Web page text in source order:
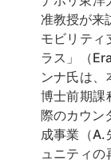
准教授が来
モビリティ
ラス」（
ンナ氏は
博士前期課
際のカウン
成事業（A.
ュニティ